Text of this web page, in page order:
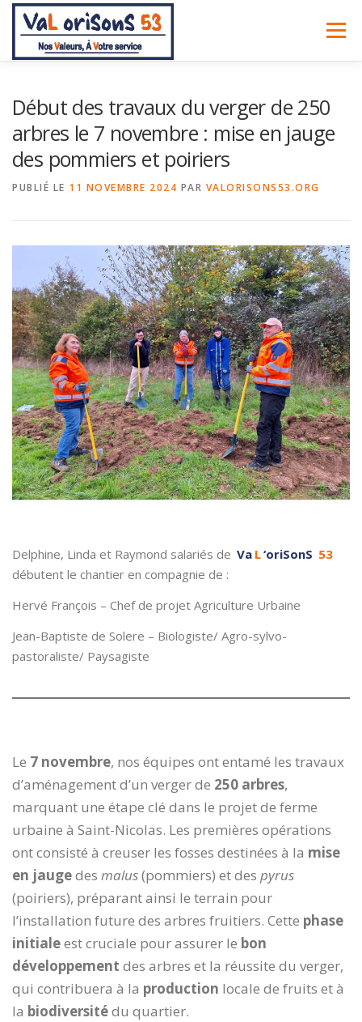
Aller
contenu
Menu
NOUS CONTACTER
Début des travaux du verger de 250
arbres le 7 novembre : mise en jauge
des pommiers et poiriers
PUBLIÉ LE 11 NOVEMBRE 2024 PAR VALORISONS53.ORG
Delphine, Linda et Raymond salariés de Va L‘oriSonS 53
débutent le chantier en compagnie de :
Hervé François – Chef de projet Agriculture Urbaine
Jean-Baptiste de Solere – Biologiste/ Agro-sylvo-
pastoraliste/ Paysagiste
Le 7 novembre, nos équipes ont entamé les travaux
d’aménagement d’un verger de 250 arbres,
marquant une étape clé dans le projet de ferme
urbaine à Saint-Nicolas. Les premières opérations
ont consisté à creuser les fosses destinées à la mise
en jaugedes malus(pommiers) et des pyrus
(poiriers), préparant ainsi le terrain pour
l’installation future des arbres fruitiers. Cette phase
initialeest cruciale pour assurer le bon
développement des arbres et la réussite du verger,
qui contribuera à la production locale de fruits et à
la biodiversitédu quartier.